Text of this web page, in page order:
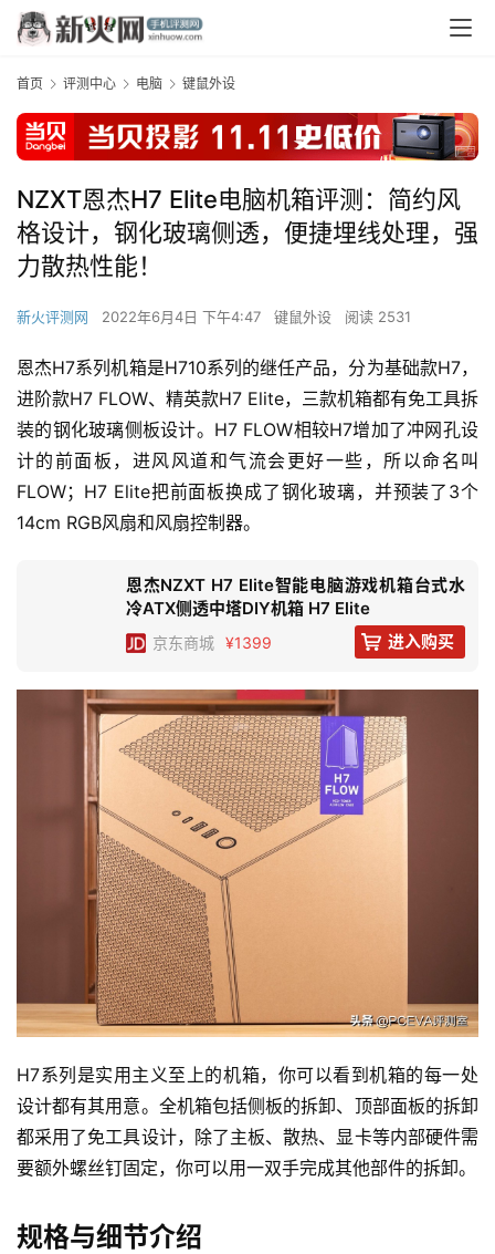
首页 评测中心 电脑 键鼠外设
NZXT恩杰H7 Elite电脑机箱评测：简约风
格设计，钢化玻璃侧透，便捷埋线处理，强
力散热性能！
新火评测网 2022年6月4日 下午4:47 键鼠外设 阅读 2531
恩杰H7系列机箱是H710系列的继任产品，分为基础款H7，
进阶款H7 FLOW、精英款H7 Elite，三款机箱都有免工具拆
装的钢化玻璃侧板设计。H7 FLOW相较H7增加了冲网孔设
计的前面板，进风风道和气流会更好一些，所以命名叫
FLOW；H7 Elite把前面板换成了钢化玻璃，并预装了3个
14cm RGB风扇和风扇控制器。
恩杰NZXT H7 Elite智能电脑游戏机箱台式水
冷ATX侧透中塔DIY机箱 H7 Elite
京东商城 ¥1399 进入购买
H7系列是实用主义至上的机箱，你可以看到机箱的每一处
设计都有其用意。全机箱包括侧板的拆卸、顶部面板的拆卸
都采用了免工具设计，除了主板、散热、显卡等内部硬件需
要额外螺丝钉固定，你可以用一双手完成其他部件的拆卸。
规格与细节介绍